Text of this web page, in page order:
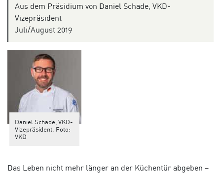
Aus dem Präsidium von Daniel Schade, VKD-
Vizepräsident
Juli/August 2019
Daniel Schade, VKD-
Vizepräsident. Foto:
VKD
Das Leben nicht mehr länger an der Küchentür abgeben –